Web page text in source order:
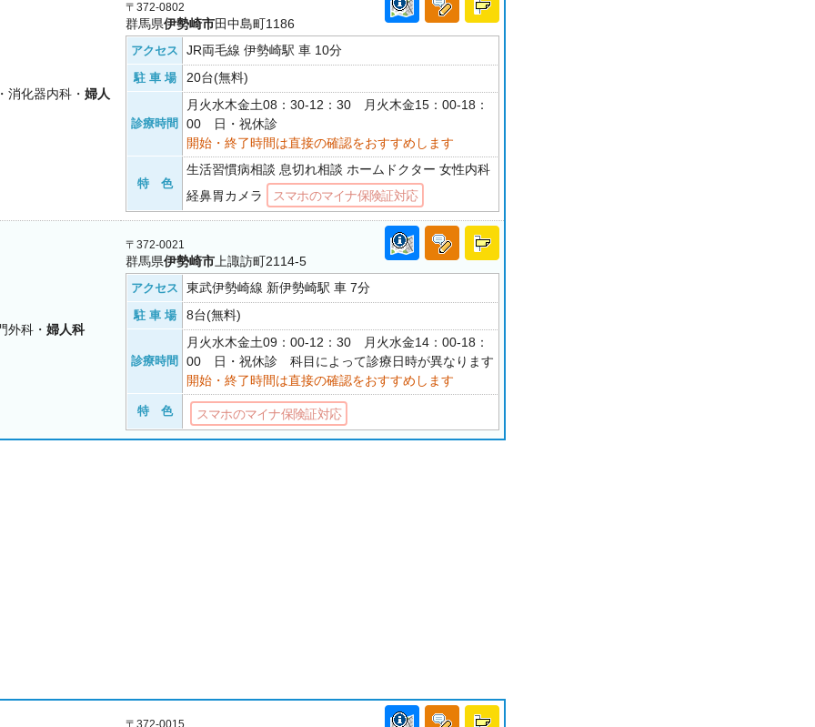
消化器内科・ 婦人
〒372-0802
群馬県伊勢崎市田中島町1186
アクセス JR両毛線 伊勢崎駅 車 10分
駐 車 場 20台(無料)
診療時間
月火水木金土08：30-12：30 月火木金15：00-18：
00 日・祝休診
開始・終了時間は直接の確認をおすすめします
特 色
生活習慣病相談 息切れ相談 ホームドクター 女性内科
経鼻胃カメラ
スマホのマイナ保険証対応
外科・ 婦人科
〒372-0021
群馬県伊勢崎市 上諏訪町2114-5
アクセス 東武伊勢崎線 新伊勢崎駅 車 7分
駐 車 場 8台(無料)
診療時間
月火水木金土09：00-12：30 月火水金14：00-18：
00 日・祝休診 科目によって診療日時が異なります
開始・終了時間は直接の確認をおすすめします
特 色 スマホのマイナ保険証対応
〒372-0015